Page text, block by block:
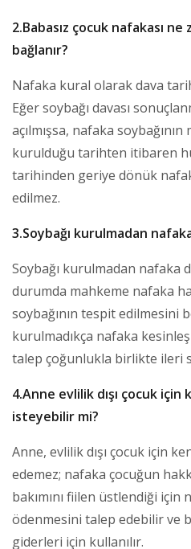
2.Babasız çocuk nafakası
bağlanır?
Nafaka kural olarak dava
Eğer soybağı davası
açılmışsa, nafaka
kurulduğu tarihten itibaren
tarihinden geriye dönük
edilmez.
3.Soybağı kurulmadan
Soybağı kurulmadan nafaka
durumda mahkeme nafaka
soybağının tespit edilmesini
kurulmadıkça nafaka
talep çoğunlukla birlikte ileri
4.Anne evlilik dışı çocuk için
isteyebilir mi?
Anne, evlilik dışı çocuk için
edemez; nafaka çocuğun
bakımını fiilen üstlendiği için
ödenmesini talep edebilir ve
giderleri için kullanılır.